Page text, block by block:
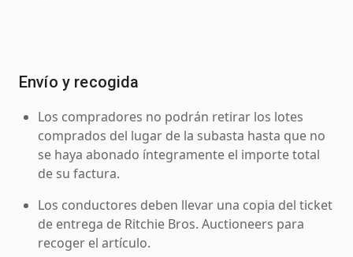
Envío y recogida
Los compradores no podrán retirar los lotes
comprados del lugar de la subasta hasta que no
se haya abonado íntegramente el importe total
de su factura.
Los conductores deben llevar una copia del ticket
de entrega de Ritchie Bros. Auctioneers para
recoger el artículo.